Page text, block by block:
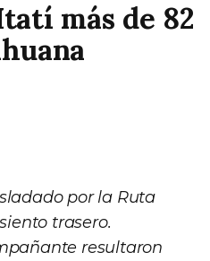
más de 82
por la Ruta
trasero.
resultaron